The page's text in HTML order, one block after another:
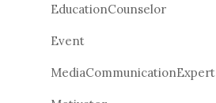
EducationCounselor
Event
MediaCommunicationExpert